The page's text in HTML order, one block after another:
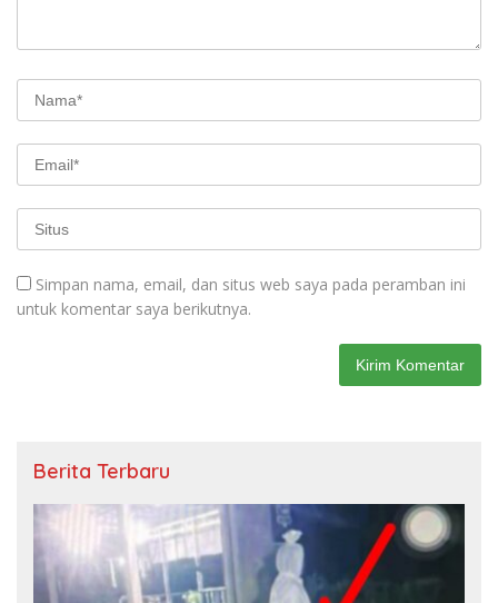
Simpan nama, email, dan situs web saya pada peramban ini
untuk komentar saya berikutnya.
Berita Terbaru